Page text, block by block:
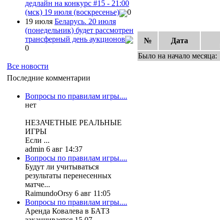
дедлайн на конкурс #15 - 21:00
(мск) 19 июля (воскресенье)
0
19 июля Беларусь. 20 июля
(понедельник) будет рассмотрен
трансферный день аукционов
0
Все новости
Последние комментарии
Вопросы по правилам игры....
нет
НЕЗАЧЕТНЫЕ РЕАЛЬНЫЕ
ИГРЫ
Если ...
admin 6 авг 14:37
Вопросы по правилам игры....
Будут ли учитываться
результаты перенесенных
матче...
RaimundoOrsy 6 авг 11:05
Вопросы по правилам игры....
Аренда Ковалева в БАТЗ
№ Дата
Было на начало месяца: